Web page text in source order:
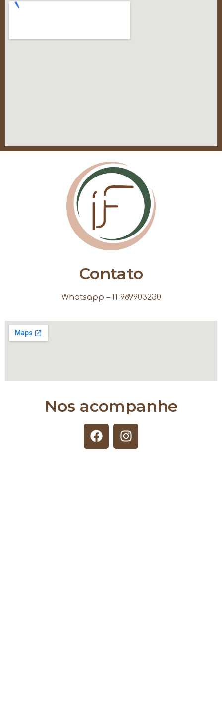
Contato
Whatsapp – 11 989903230
Nos acompanhe